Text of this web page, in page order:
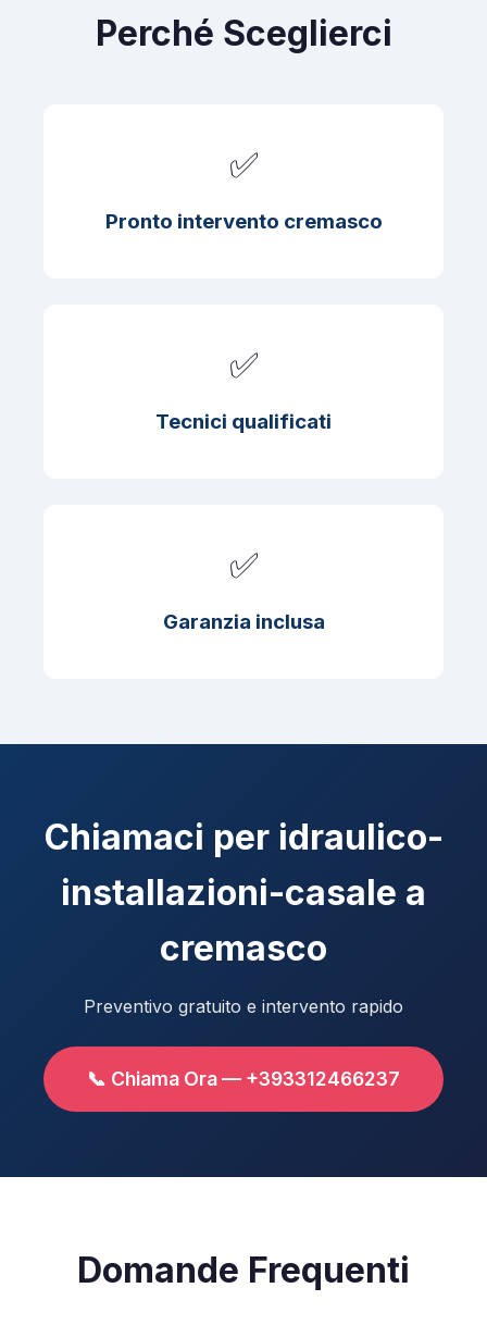
Perché Sceglierci
✅
Pronto intervento cremasco
✅
Tecnici qualificati
✅
Garanzia inclusa
Chiamaci per idraulico-
installazioni-casale a
cremasco
Preventivo gratuito e intervento rapido
📞 Chiama Ora — +393312466237
Domande Frequenti